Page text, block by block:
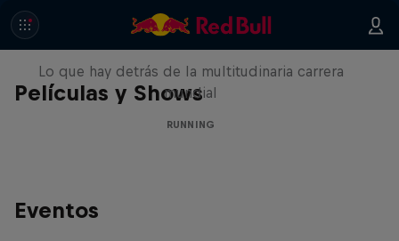
Películas y Shows
Wings for Life World Run: Entre
bastidores
Lo que hay detrás de la multitudinaria carrera
mundial
RUNNING
Eventos